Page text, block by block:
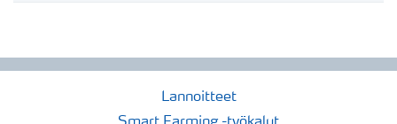
Lannoitteet